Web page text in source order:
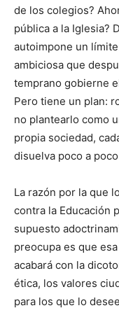
de los colegios?
pública a la Iglesia?
autoimpone un
ambiciosa que
temprano gobierne
Pero tiene un plan:
no plantearlo como
propia sociedad,
disuelva poco a
La razón por la que
contra la Educación
supuesto
preocupa es que
acabará con la
ética, los valores
para los que lo